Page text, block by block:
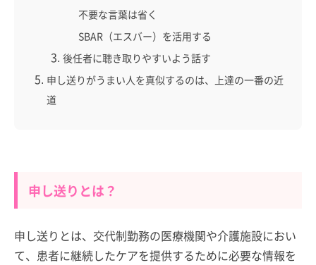
不要な言葉は省く
SBAR（エスバー）を活用する
後任者に聴き取りやすいよう話す
申し送りがうまい人を真似するのは、上達の一番の近
道
申し送りとは？
申し送りとは、交代制勤務の医療機関や介護施設におい
て、患者に継続したケアを提供するために必要な情報を